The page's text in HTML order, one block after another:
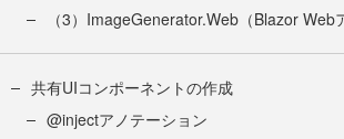
（3）ImageGenerator.Web（Blazor Web
共有UIコンポーネントの作成
@injectアノテーション